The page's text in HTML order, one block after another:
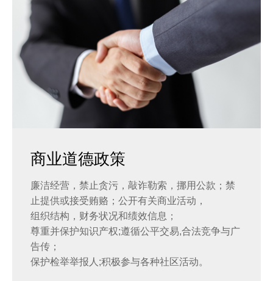
商业道德政策
廉洁经营，禁止贪污，敲诈勒索，挪用公款；禁
止提供或接受贿赂；公开有关商业活动，
组织结构，财务状况和绩效信息；
尊重并保护知识产权;遵循公平交易,合法竞争与广
告传；
保护检举举报人;积极参与各种社区活动。